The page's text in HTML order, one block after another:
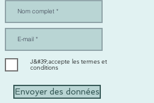
J&#39;accepte les termes et
conditions
Envoyer des données